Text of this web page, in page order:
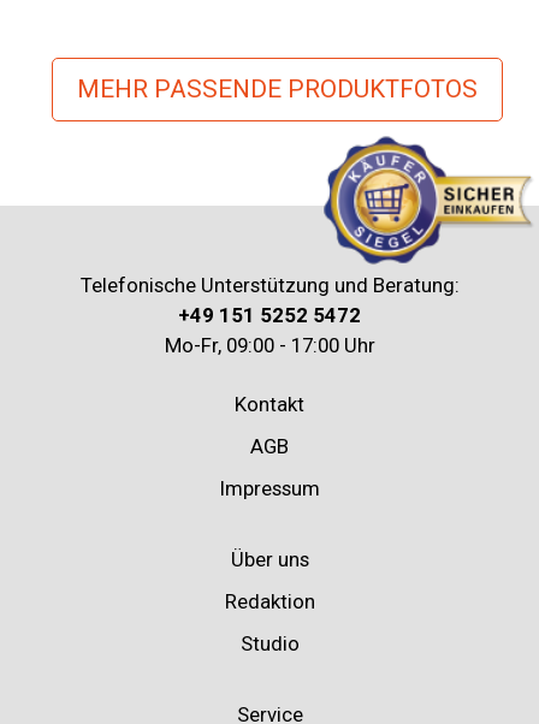
MEHR PASSENDE PRODUKTFOTOS
Telefonische Unterstützung und Beratung:
+49 151 5252 5472
Mo-Fr, 09:00 - 17:00 Uhr
Kontakt
AGB
Impressum
Über uns
Redaktion
Studio
Service